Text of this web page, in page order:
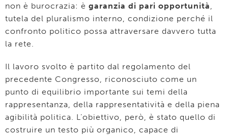
non è burocrazia: è garanzia di pari opportunità
tutela del pluralismo interno, condizione perché il
confronto politico possa attraversare davvero tutta
la rete.
Il lavoro svolto è partito dal regolamento del
precedente Congresso, riconosciuto come un
punto di equilibrio importante sui temi della
rappresentanza, della rappresentatività e della piena
agibilità politica. L’obiettivo, però, è stato quello di
costruire un testo più organico, capace di